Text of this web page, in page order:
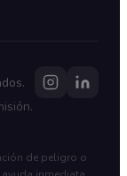
de peligro o